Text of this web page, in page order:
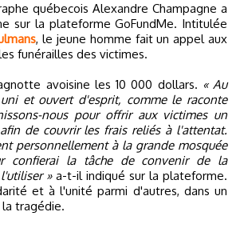
sur la plateforme GoFundMe. Intitulée
, le jeune homme fait un appel aux
funérailles des victimes.
avoisine les 10 000 dollars. « Au
et ouvert d'esprit, comme le raconte
nous pour offrir aux victimes un
de couvrir les frais reliés à l'attentat.
personnellement à la grande mosquée
confierai la tâche de convenir de la
»a-t-il indiqué sur la plateforme.
et à l'unité parmi d'autres, dans un
la tragédie.